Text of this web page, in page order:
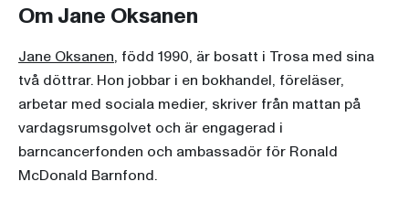
Om Jane Oksanen
Jane Oksanen, född 1990, är bosatt i Trosa med sina
två döttrar. Hon jobbar i en bokhandel, föreläser,
arbetar med sociala medier, skriver från mattan på
vardagsrumsgolvet och är engagerad i
barncancerfonden och ambassadör för Ronald
McDonald Barnfond.